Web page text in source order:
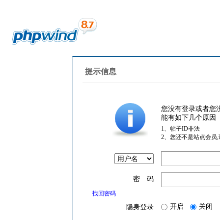
提示信息
您没有登录或者您
能有如下几个原因
1、帖子ID非法
2、您还不是站点会员
密 码
找回密码
隐身登录 开启 关闭